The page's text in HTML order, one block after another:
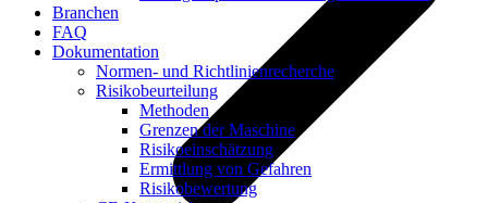
Branchen
FAQ
Dokumentation
Normen- und Richtlinienrecherche
Risikobeurteilung
Methoden
Grenzen der Maschine
Risikoeinschätzung
Ermittlung von Gefahren
Risikobewertung